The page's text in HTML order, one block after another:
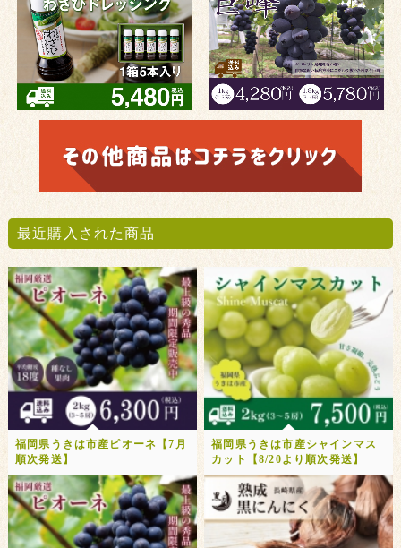
最近購入された商品
福岡県うきは市産ピオーネ【7月
順次発送】
福岡県うきは市産シャインマス
カット【8/20より順次発送】